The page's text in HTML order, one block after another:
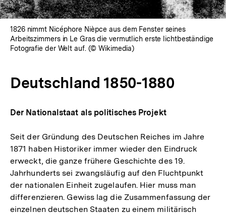
1826 nimmt Nicéphore Nièpce aus dem Fenster seines
Arbeitszimmers in Le Gras die vermutlich erste lichtbeständige
Fotografie der Welt auf. (© Wikimedia)
Deutschland 1850-1880
Der Nationalstaat als politisches Projekt
Seit der Gründung des Deutschen Reiches im Jahre
1871 haben Historiker immer wieder den Eindruck
erweckt, die ganze frühere Geschichte des 19.
Jahrhunderts sei zwangsläufig auf den Fluchtpunkt
der nationalen Einheit zugelaufen. Hier muss man
differenzieren. Gewiss lag die Zusammenfassung der
einzelnen deutschen Staaten zu einem militärisch